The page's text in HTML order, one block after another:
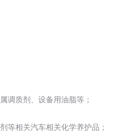
调质剂、设备用油脂等；
等相关汽车相关化学养护品；